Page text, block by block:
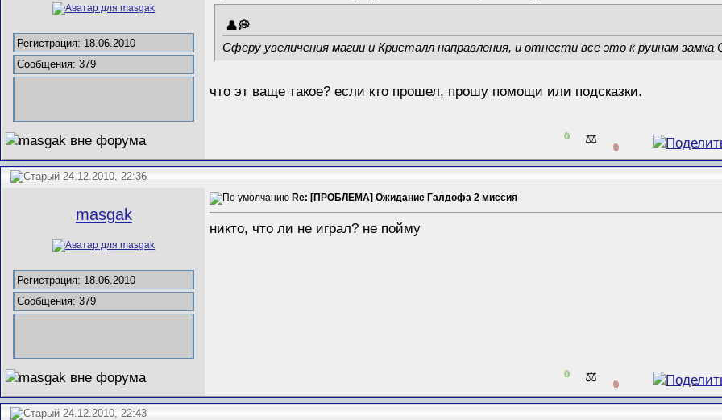
Регистрация: 18.06.2010
Сообщения: 379
Сферу увеличения магии и Кристалл направления, и отнести все это к руинам замка
что эт ваще такое? если кто прошел, прошу помощи или подсказки.
0 ⚖️ 0
24.12.2010, 22:36
masgak
Регистрация: 18.06.2010
Сообщения: 379
Re: [ПРОБЛЕМА] Ожидание Галдофа 2 миссия
никто, что ли не играл? не пойму
0 ⚖️ 0
24.12.2010, 22:43